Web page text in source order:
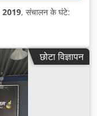
2019, संचालन के घंटे:
छोटा विज्ञापन